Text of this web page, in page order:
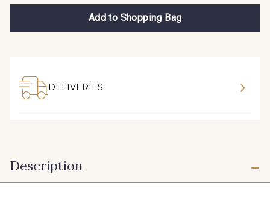
Add to Shopping Bag
DELIVERIES
Description